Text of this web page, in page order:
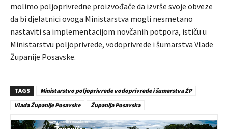
molimo poljoprivredne proizvođače da izvrše svoje obveze
da bi djelatnici ovoga Ministarstva mogli nesmetano
nastaviti sa implementacijom novčanih potpora, ističu u
Ministarstvu poljoprivrede, vodoprivrede i šumarstva Vlade
Županije Posavske.
TAGS
Ministarstvo poljoprivrede vodoprivrede i šumarstva ŽP
Vlada Županije Posavske
Županija Posavska